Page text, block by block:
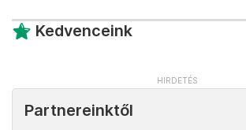
Kedvenceink
Partnereinktől